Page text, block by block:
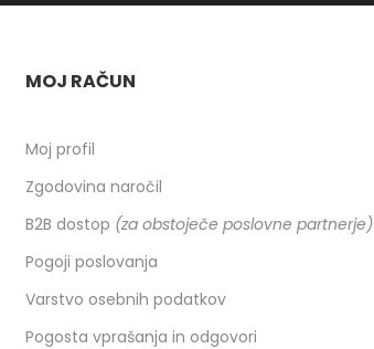
MOJ RAČUN
Moj profil
Zgodovina naročil
B2B dostop (za obstoječe poslovne partnerje)
Pogoji poslovanja
Varstvo osebnih podatkov
Pogosta vprašanja in odgovori